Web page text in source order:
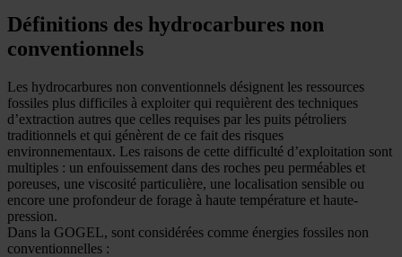
Définitions des hydrocarbures non
conventionnels
Les hydrocarbures non conventionnels désignent les ressources
fossiles plus difficiles à exploiter qui requièrent des techniques
d’extraction autres que celles requises par les puits pétroliers
traditionnels et qui génèrent de ce fait des risques
environnementaux. Les raisons de cette difficulté d’exploitation sont
multiples : un enfouissement dans des roches peu perméables et
poreuses, une viscosité particulière, une localisation sensible ou
encore une profondeur de forage à haute température et haute-
pression.
Dans la GOGEL, sont considérées comme énergies fossiles non
conventionnelles :